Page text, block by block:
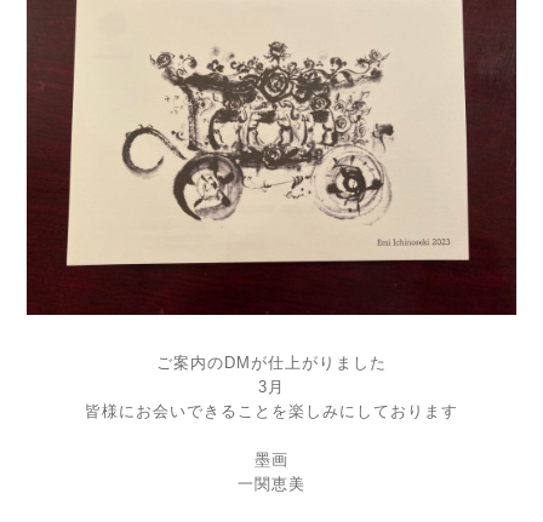
ご案内のDMが仕上がりました
3月
皆様にお会いできることを楽しみにしております
墨画
一関恵美